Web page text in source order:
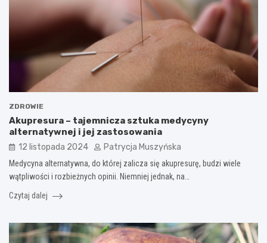
ZDROWIE
Akupresura – tajemnicza sztuka medycyny
alternatywnej i jej zastosowania
12 listopada 2024 Patrycja Muszyńska
Medycyna alternatywna, do której zalicza się akupresurę, budzi wiele
wątpliwości i rozbieżnych opinii. Niemniej jednak, na…
Czytaj dalej